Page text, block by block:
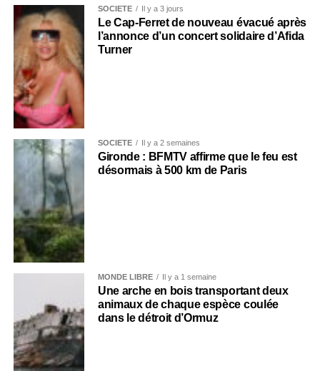
SOCIÉTÉ Il y a 3 jours
Le Cap-Ferret de nouveau évacué après
l’annonce d’un concert solidaire d’Afida
Turner
SOCIÉTÉ Il y a 2 semaines
Gironde : BFMTV affirme que le feu est
désormais à 500 km de Paris
MONDE LIBRE Il y a 1 semaine
Une arche en bois transportant deux
animaux de chaque espèce coulée
dans le détroit d’Ormuz